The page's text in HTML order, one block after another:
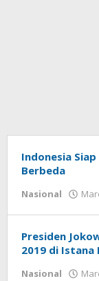
Indonesia
Berbeda
Nasional
Presiden
2019 di Istana
Nasional